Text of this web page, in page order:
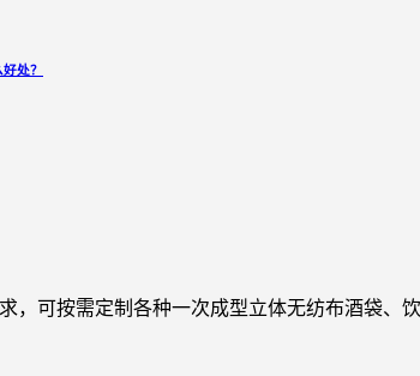
处？
，可按需定制各种一次成型立体无纺布酒袋